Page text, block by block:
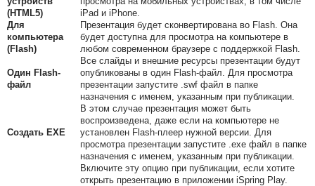
(HTML5)
iPad и iPhone.
Для
компьютера
(Flash)
Презентация будет сконвертирована во Flash. Она
будет доступна для просмотра на компьютере в
любом современном браузере с поддержкой Flash.
Один Flash-
файл
Все слайды и внешние ресурсы презентации будут
опубликованы в один Flash-файл. Для просмотра
презентации запустите .swf файл в папке
назначения с именем, указанным при публикации.
Создать EXE
В этом случае презентация может быть
воспроизведена, даже если на компьютере не
установлен Flash-плеер нужной версии. Для
просмотра презентации запустите .exe файл в папке
назначения с именем, указанным при публикации.
Включите эту опцию при публикации, если хотите
открыть презентацию в приложении iSpring Play.